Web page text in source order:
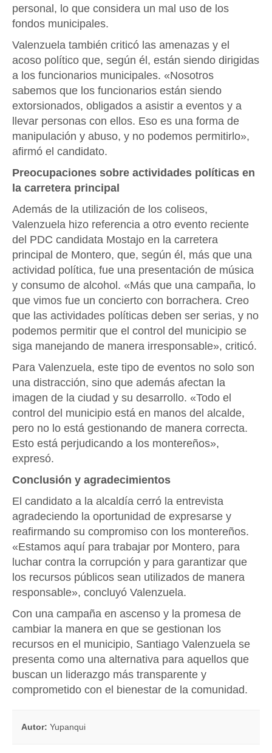
personal, lo que considera un mal uso de los
fondos municipales.
Valenzuela también criticó las amenazas y el
acoso político que, según él, están siendo dirigidas
a los funcionarios municipales. «Nosotros
sabemos que los funcionarios están siendo
extorsionados, obligados a asistir a eventos y a
llevar personas con ellos. Eso es una forma de
manipulación y abuso, y no podemos permitirlo»,
afirmó el candidato.
Preocupaciones sobre actividades políticas en
la carretera principal
Además de la utilización de los coliseos,
Valenzuela hizo referencia a otro evento reciente
del PDC candidata Mostajo en la carretera
principal de Montero, que, según él, más que una
actividad política, fue una presentación de música
y consumo de alcohol. «Más que una campaña, lo
que vimos fue un concierto con borrachera. Creo
que las actividades políticas deben ser serias, y no
podemos permitir que el control del municipio se
siga manejando de manera irresponsable», criticó.
Para Valenzuela, este tipo de eventos no solo son
una distracción, sino que además afectan la
imagen de la ciudad y su desarrollo. «Todo el
control del municipio está en manos del alcalde,
pero no lo está gestionando de manera correcta.
Esto está perjudicando a los montereños»,
expresó.
Conclusión y agradecimientos
El candidato a la alcaldía cerró la entrevista
agradeciendo la oportunidad de expresarse y
reafirmando su compromiso con los montereños.
«Estamos aquí para trabajar por Montero, para
luchar contra la corrupción y para garantizar que
los recursos públicos sean utilizados de manera
responsable», concluyó Valenzuela.
Con una campaña en ascenso y la promesa de
cambiar la manera en que se gestionan los
recursos en el municipio, Santiago Valenzuela se
presenta como una alternativa para aquellos que
buscan un liderazgo más transparente y
comprometido con el bienestar de la comunidad.
Autor: Yupanqui